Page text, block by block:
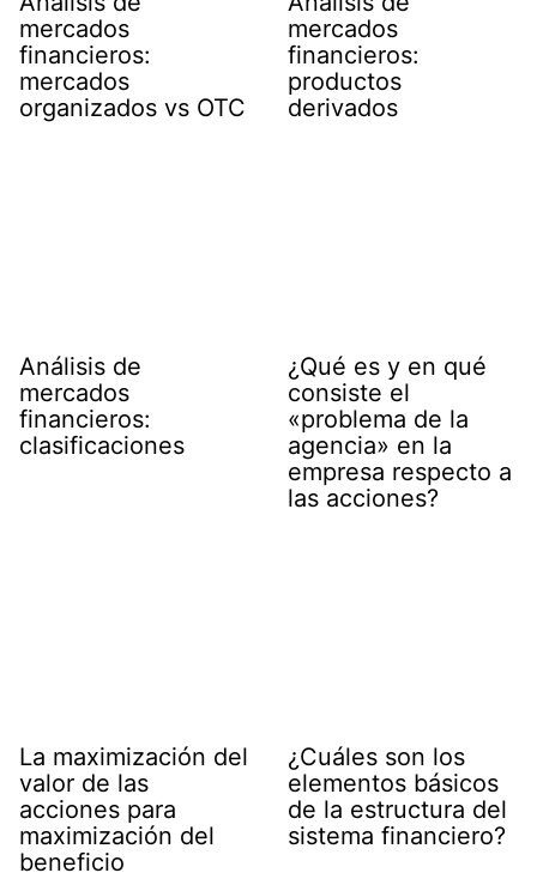
mercados
financieros:
mercados
organizados vs OTC
mercados
financieros:
productos
derivados
Análisis de
mercados
financieros:
clasificaciones
¿Qué es y en qué
consiste el
«problema de la
agencia» en la
empresa respecto a
las acciones?
La maximización del
valor de las
acciones para
maximización del
beneficio
¿Cuáles son los
elementos básicos
de la estructura del
sistema financiero?